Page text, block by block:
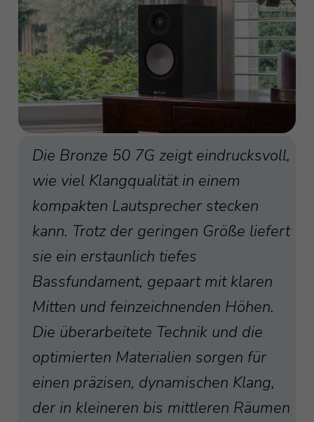
Die Bronze 50 7G zeigt eindrucksvoll,
wie viel Klangqualität in einem
kompakten Lautsprecher stecken
kann. Trotz der geringen Größe liefert
sie ein erstaunlich tiefes
Bassfundament, gepaart mit klaren
Mitten und feinzeichnenden Höhen.
Die überarbeitete Technik und die
optimierten Materialien sorgen für
einen präzisen, dynamischen Klang,
der in kleineren bis mittleren Räumen